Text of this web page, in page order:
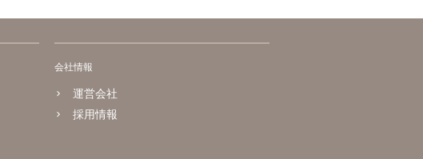
会社情報
運営会社
採用情報